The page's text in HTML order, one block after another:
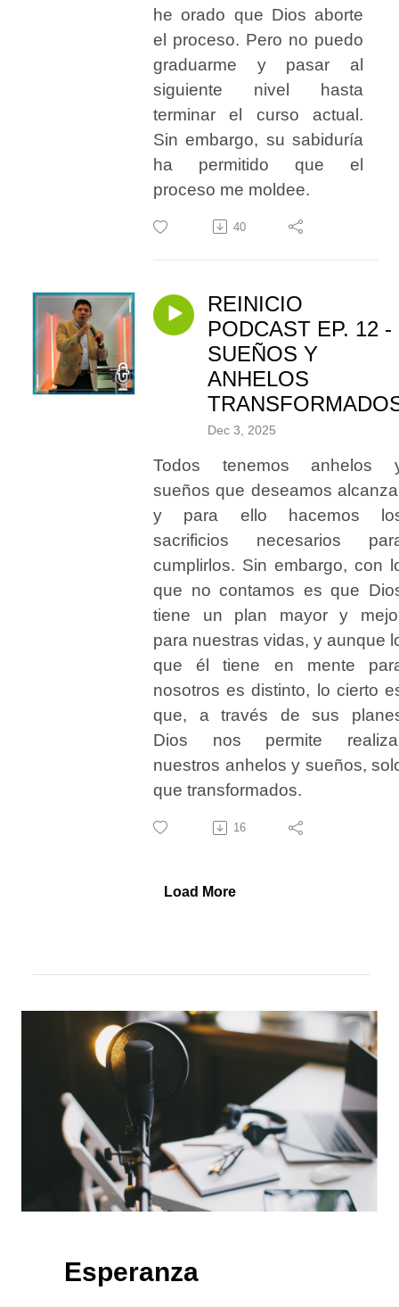
he orado que Dios aborte
el proceso. Pero no puedo
graduarme y pasar al
siguiente nivel hasta
terminar el curso actual.
Sin embargo, su sabiduría
ha permitido que el
proceso me moldee.
40
REINICIO
PODCAST EP. 12 -
SUEÑOS Y
ANHELOS
Dec 3, 2025
Todos tenemos anhelos
sueños que deseamos
y para ello hacemos
sacrificios necesarios
cumplirlos. Sin embargo, con
que no contamos es que
tiene un plan mayor y
para nuestras vidas, y aunque
que él tiene en mente
nosotros es distinto, lo cierto
que, a través de sus
Dios nos permite
nuestros anhelos y sueños,
que transformados.
16
Load More
Esperanza